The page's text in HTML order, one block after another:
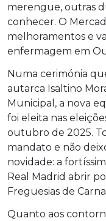
merengue, outras
conhecer. O
melhoramentos e
enfermagem em
Numa cerimónia
autarca Isaltino
Municipal, a nova
foi eleita nas
outubro de 2025.
mandato e não
novidade: a
Real Madrid abrir
Freguesias de
Quanto aos